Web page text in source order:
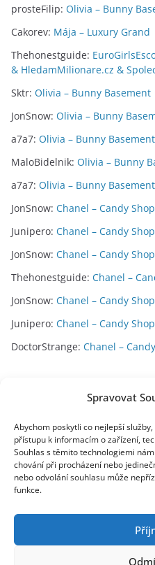
Spravovat
Abychom poskytli co nejlepší
přístupu k informacím o zařízení,
Souhlas s těmito technologiemi
chování při procházení nebo
nebo odvolání souhlasu může
funkce.
prosteFilip: Olivia – Bunny
Cakorev: Mája – Luxury Grand
Thehonestguide:
& HledamMilionare.cz &
Sktr: Olivia – Bunny Basement
JonSnow: Olivia – Bunny
a7a7: Olivia – Bunny Basement
MaloBidelnik: Olivia – Bunny
a7a7: Olivia – Bunny Basement
JonSnow: Chanel – Candy Shop
Junipero: Chanel – Candy Shop
JonSnow: Chanel – Candy Shop
Thehonestguide: Chanel –
JonSnow: Chanel – Candy Shop
Junipero: Chanel – Candy Shop
DoctorStrange: Chanel –
A
c
h toplist